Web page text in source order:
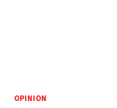
OPINIÓN